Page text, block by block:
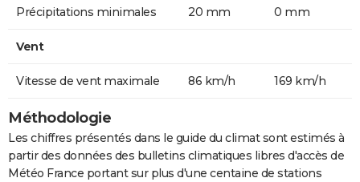
Précipitations minimales 20 mm 0 mm
Vent
Vitesse de vent maximale 86 km/h 169 km/h
Méthodologie
Les chiffres présentés dans le guide du climat sont estimés à
partir des données des bulletins climatiques libres d'accès de
Météo France portant sur plus d'une centaine de stations